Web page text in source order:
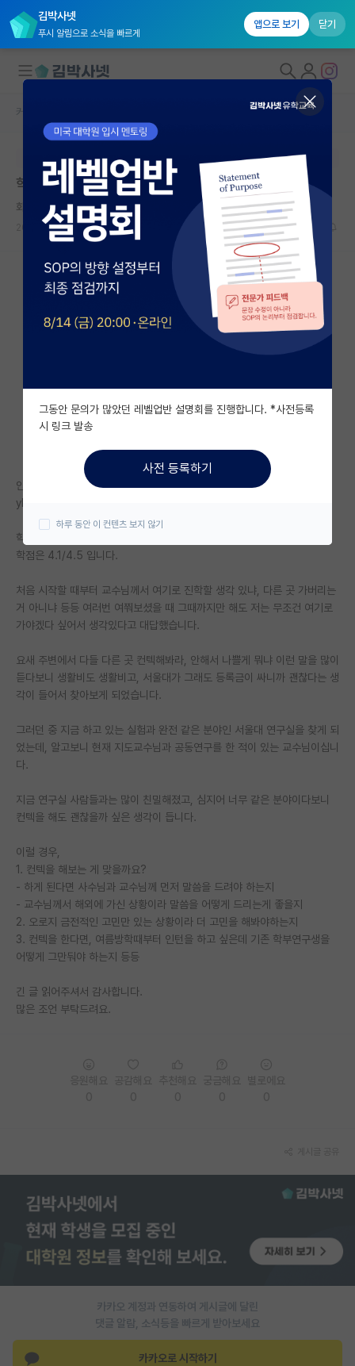
김박사넷
푸시 알림으로 소식을 빠르게
앱으로 보기 닫기
대학원생 모집
국내대학원 정보
연구실&오픈랩
커뮤니티
커뮤니티 홈
전체글보기
베스트 게시판
자유 게시판(아무개랩)
미국 유학 게시판
미국 대학원 합격 후기 게시판
대학원생 모집 게시판
연구실(PI) 홍보 게시판
임용 정보 게시판
취업 게시판
임용 후기 게시판
PI 전용 게시판
특수/전문대학원 게시판
장학금/장학생 게시판
학술 정보 게시판
홍보 게시판
커리어
유학교육
커뮤니티 홈
본문이 수정되지 않는 박제글입니다.
학연생 그만둘 때
화난 찰스 다윈
2026.05.01 2 1105
안녕하세요.
yk 4-1 재학중인 학생입니다.
학부연구생은 3-2부터 지금까지 하고있습니다.
학점은 4.1/4.5 입니다.
처음 시작할 때부터 교수님께서 여기로 진학할 생각 있냐, 다른 곳 가버리는
거 아니냐 등등 여러번 여쭤보셨을 때 그때까지만 해도 저는 무조건 여기로
가야겠다 싶어서 생각있다고 대답했습니다.
요새 주변에서 다들 다른 곳 컨텍해봐라, 안해서 나쁠게 뭐냐 이런 말을 많이
듣다보니 생활비도 생활비고, 서울대가 그래도 등록금이 싸니까 괜찮다는 생
각이 들어서 찾아보게 되었습니다.
그러던 중 지금 하고 있는 실험과 완전 같은 분야인 서울대 연구실을 찾게 되
었는데, 알고보니 현재 지도교수님과 공동연구를 한 적이 있는 교수님이십니
다.
지금 연구실 사람들과는 많이 친밀해졌고, 심지어 너무 같은 분야이다보니
컨텍을 해도 괜찮을까 싶은 생각이 듭니다.
이럴 경우,
1. 컨텍을 해보는 게 맞을까요?
- 하게 된다면 사수님과 교수님께 먼저 말씀을 드려야 하는지
- 교수님께서 해외에 가신 상황이라 말씀을 어떻게 드리는게 좋을지
2. 오로지 금전적인 고민만 있는 상황이라 더 고민을 해봐야하는지
3. 컨텍을 한다면, 여름방학때부터 인턴을 하고 싶은데 기존 학부연구생을
어떻게 그만둬야 하는지 등등
긴 글 읽어주셔서 감사합니다.
많은 조언 부탁드려요.
카카오 계정과 연동하여 게시글에 달린
댓글 알람, 소식등을 빠르게 받아보세요
카카오로 시작하기
그동안 문의가 많았던 레벨업반 설명회를 진행합니다. *사전등록
시 링크 발송
사전 등록하기
하루 동안 이 컨텐츠 보지 않기